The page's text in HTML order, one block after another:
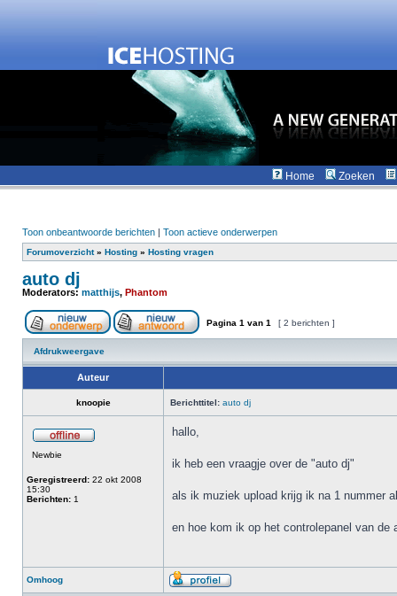
Home Zoeken
Toon onbeantwoorde berichten | Toon actieve onderwerpen
Forumoverzicht» Hosting » Hosting vragen
auto dj
Moderators: matthijs, Phantom
Pagina 1 van 1 [ 2 berichten ]
Afdrukweergave
Auteur
knoopie Berichttitel: auto dj
Newbie
Geregistreerd: 22 okt 2008
15:30
Berichten: 1
hallo,
ik heb een vraagje over de "auto dj"
als ik muziek upload krijg ik na 1 nummer
en hoe kom ik op het controlepanel van de
Omhoog